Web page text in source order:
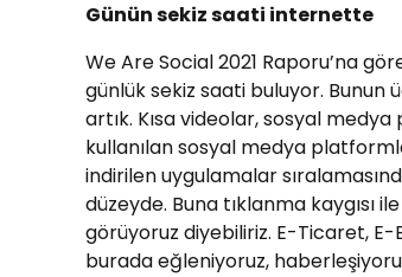
Günün sekiz saati internette
We Are Social 2021 Raporu’na
günlük sekiz saati buluyor. Bunun
artık. Kısa videolar, sosyal
kullanılan sosyal medya
indirilen uygulamalar
düzeyde. Buna tıklanma kaygısı
görüyoruz diyebiliriz. E-Ticaret,
burada eğleniyoruz,